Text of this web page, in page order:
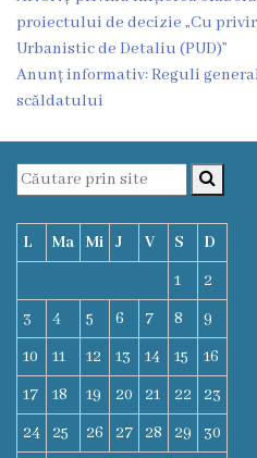
în
derulare
prioritare
spre
finanțare
Proiecte
finalizate
Instituții
subordonate
proiectului de decizie „Cu
Urbanistic de Detaliu (PUD)”
Anunț informativ: Reguli
scăldatului
L Ma Mi J V S
D
1
2
3
4 5 6 7 8
9
10
11 12 13 14 15
16
17
18 19 20 21 22
23
24
25 26 27 28 29 30